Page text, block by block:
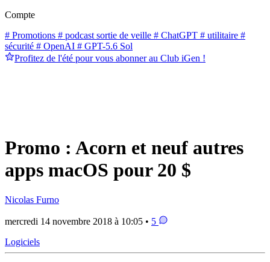
Compte
# Promotions # podcast sortie de veille # ChatGPT # utilitaire #
sécurité # OpenAI # GPT-5.6 Sol
Profitez de l'été pour vous abonner au Club iGen !
Promo : Acorn et neuf autres
apps macOS pour 20 $
Nicolas Furno
mercredi 14 novembre 2018 à 10:05 • 5
Logiciels